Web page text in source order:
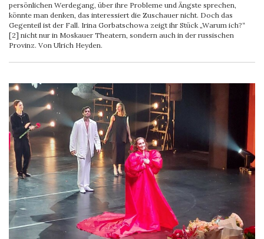
persönlichen Werdegang, über ihre Probleme und Ängste sprechen,
könnte man denken, das interessiert die Zuschauer nicht. Doch das
Gegenteil ist der Fall. Irina Gorbatschowa zeigt ihr Stück „Warum ich?“
[2] nicht nur in Moskauer Theatern, sondern auch in der russischen
Provinz. Von Ulrich Heyden.